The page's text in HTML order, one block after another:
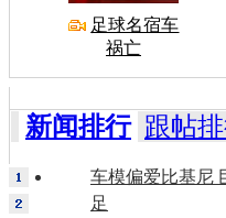
足球名宿车
祸亡
新闻排行 跟帖
车模偏爱比基尼
足